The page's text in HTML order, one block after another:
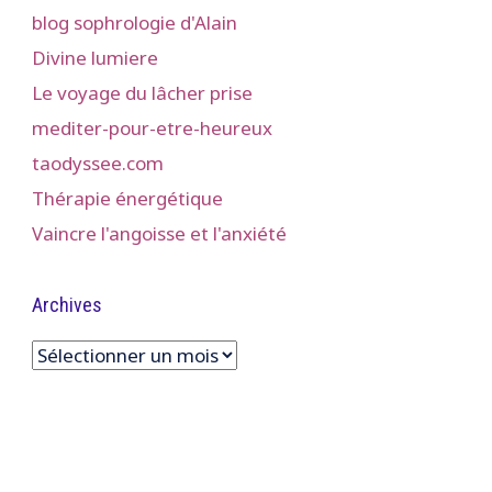
blog sophrologie d'Alain
Divine lumiere
Le voyage du lâcher prise
mediter-pour-etre-heureux
taodyssee.com
Thérapie énergétique
Vaincre l'angoisse et l'anxiété
Archives
Archives